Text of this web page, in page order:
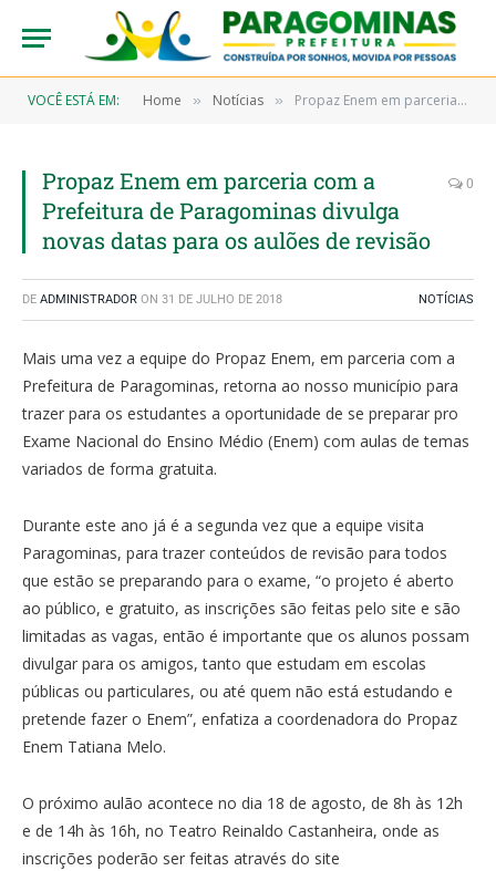
VOCÊ ESTÁ EM: Home » Notícias » Propaz Enem em parceria com a Prefeitura de Paragominas divulga novas datas para os aulões de revisão
Propaz Enem em parceria com a
Prefeitura de Paragominas divulga
novas datas para os aulões de revisão
0
DE ADMINISTRADOR ON 31 DE JULHO DE 2018 NOTÍCIAS
Mais uma vez a equipe do Propaz Enem, em parceria com a
Prefeitura de Paragominas, retorna ao nosso município para
trazer para os estudantes a oportunidade de se preparar pro
Exame Nacional do Ensino Médio (Enem) com aulas de temas
variados de forma gratuita.
Durante este ano já é a segunda vez que a equipe visita
Paragominas, para trazer conteúdos de revisão para todos
que estão se preparando para o exame, “o projeto é aberto
ao público, e gratuito, as inscrições são feitas pelo site e são
limitadas as vagas, então é importante que os alunos possam
divulgar para os amigos, tanto que estudam em escolas
públicas ou particulares, ou até quem não está estudando e
pretende fazer o Enem”, enfatiza a coordenadora do Propaz
Enem Tatiana Melo.
O próximo aulão acontece no dia 18 de agosto, de 8h às 12h
e de 14h às 16h, no Teatro Reinaldo Castanheira, onde as
inscrições poderão ser feitas através do site